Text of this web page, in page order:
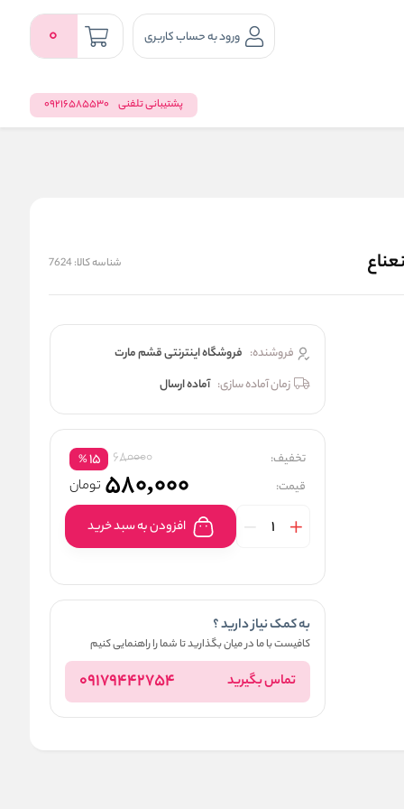
ورود به حساب کاربری 0
پشتیبانی تلفنی 09216585530
شناسه کالا:7624
فروشنده: فروشگاه اینترنتی قشم مارت
زمان آماده سازی: آماده ارسال
تخفیف: 680000
15
%
قیمت: 580,000 تومان
افزودن به سبد خرید
به کمک نیاز دارید ؟
کافیست با ما در میان بگذارید تا شما را راهنمایی کنیم
تماس بگیرید 09179442754